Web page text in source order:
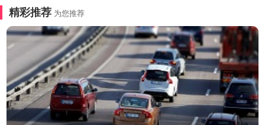
精彩推荐 为您推荐